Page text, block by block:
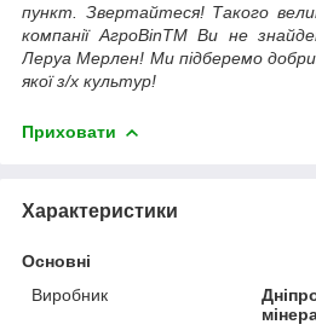
пункт. Звертайтеся! Такого
компанії АгроВinTM Ви не
Леруа Мерлен! Ми підберемо
якої з/х культур!
Приховати
Характеристики
Основні
Виробник